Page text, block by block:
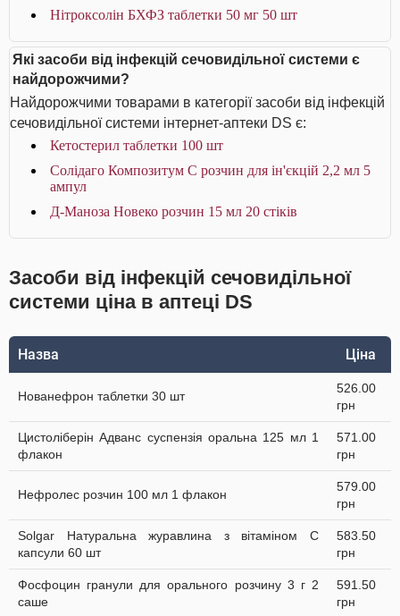
Нітроксолін БХФЗ таблетки 50 мг 50 шт
Які засоби від інфекцій сечовидільної системи є
найдорожчими?
Найдорожчими товарами в категорії засоби від інфекцій
сечовидільної системи інтернет-аптеки DS є:
Кетостерил таблетки 100 шт
Солідаго Композитум С розчин для ін'єкцій 2,2 мл 5
ампул
Д-Маноза Новеко розчин 15 мл 20 стіків
Засоби від інфекцій сечовидільної
системи ціна в аптеці DS
Назва Ціна
Нованефрон таблетки 30 шт
526.00
грн
Цистоліберін Адванс суспензія оральна 125 мл 1
флакон
571.00
грн
Нефролес розчин 100 мл 1 флакон
579.00
грн
Solgar Натуральна журавлина з вітаміном С
капсули 60 шт
583.50
грн
Фосфоцин гранули для орального розчину 3 г 2
саше
591.50
грн